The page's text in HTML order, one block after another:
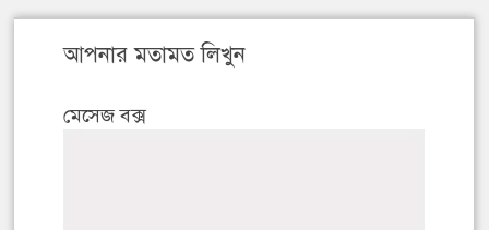
আপনার মতামত লিখুন
মেসেজ বক্স